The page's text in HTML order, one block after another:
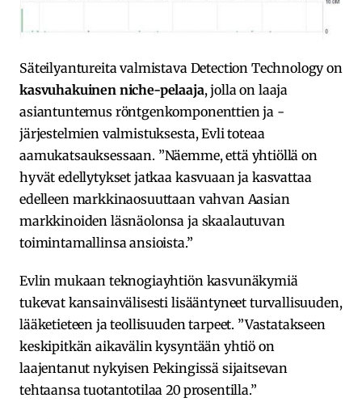
Säteilyantureita valmistava Detection Technology on
kasvuhakuinen niche-pelaaja, jolla on laaja
asiantuntemus röntgenkomponenttien ja -
järjestelmien valmistuksesta, Evli toteaa
aamukatsauksessaan. ”Näemme, että yhtiöllä on
hyvät edellytykset jatkaa kasvuaan ja kasvattaa
edelleen markkinaosuuttaan vahvan Aasian
markkinoiden läsnäolonsa ja skaalautuvan
toimintamallinsa ansioista.”
Evlin mukaan teknogiayhtiön kasvunäkymiä
tukevat kansainvälisesti lisääntyneet turvallisuuden,
lääketieteen ja teollisuuden tarpeet. ”Vastatakseen
keskipitkän aikavälin kysyntään yhtiö on
laajentanut nykyisen Pekingissä sijaitsevan
tehtaansa tuotantotilaa 20 prosentilla.”